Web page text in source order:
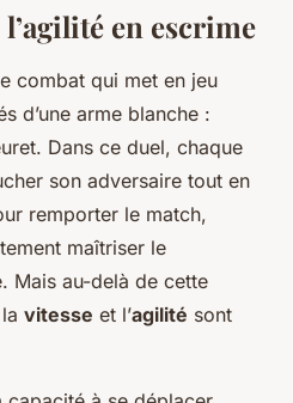
en escrime
combat qui met en jeu
d’une arme blanche :
Dans ce duel, chaque
son adversaire tout en
remporter le match,
maîtriser le
Mais au-delà de cette
vitesse et l’agilité sont